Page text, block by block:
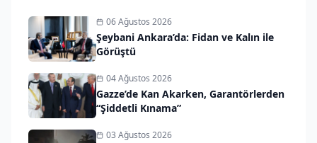
06 Ağustos 2026
Şeybani Ankara’da: Fidan ve Kalın ile
Görüştü
04 Ağustos 2026
Gazze’de Kan Akarken, Garantörlerden
“Şiddetli Kınama”
03 Ağustos 2026